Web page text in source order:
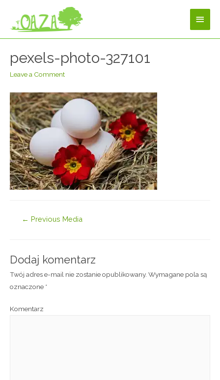
pexels-photo-327101
Leave a Comment
← Previous Media
Dodaj komentarz
Twój adres e-mail nie zostanie opublikowany. Wymagane pola są
oznaczone *
Komentarz